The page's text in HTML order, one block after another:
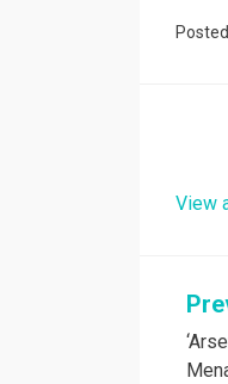
View
pos